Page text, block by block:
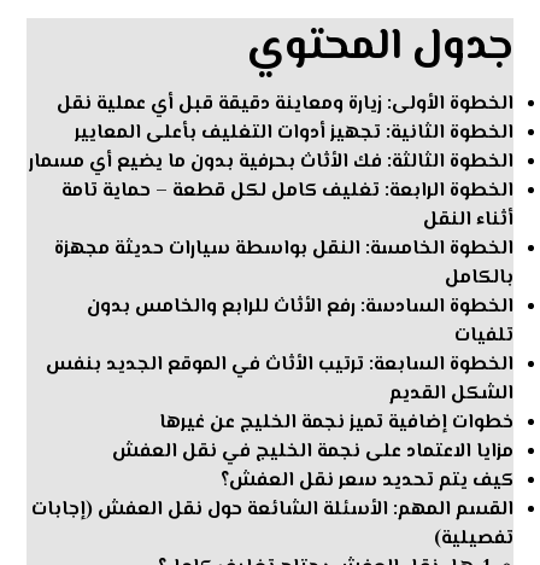
جدول المحتوي
الخطوة الأولى: زيارة ومعاينة دقيقة قبل أي عملية نقل
الخطوة الثانية: تجهيز أدوات التغليف بأعلى المعايير
الخطوة الثالثة: فك الأثاث بحرفية بدون ما يضيع أي مسمار
الخطوة الرابعة: تغليف كامل لكل قطعة – حماية تامة
أثناء النقل
الخطوة الخامسة: النقل بواسطة سيارات حديثة مجهزة
بالكامل
الخطوة السادسة: رفع الأثاث للرابع والخامس بدون
تلفيات
الخطوة السابعة: ترتيب الأثاث في الموقع الجديد بنفس
الشكل القديم
خطوات إضافية تميز نجمة الخليج عن غيرها
مزايا الاعتماد على نجمة الخليج في نقل العفش
كيف يتم تحديد سعر نقل العفش؟
القسم المهم: الأسئلة الشائعة حول نقل العفش (إجابات
تفصيلية)